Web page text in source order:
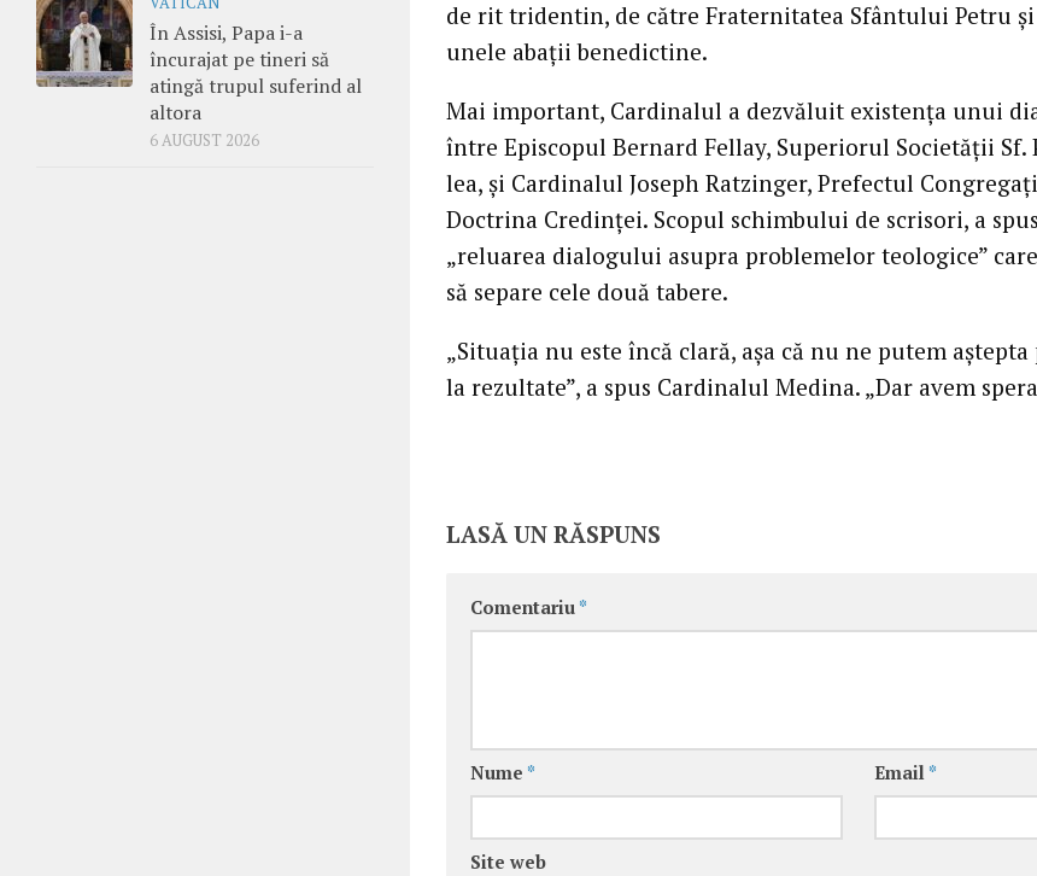
de rit tridentin, de către Fraternitatea Sfântului Petru şi
unele abaţii benedictine.
Mai important, Cardinalul a dezvăluit existenţa unui
între Episcopul Bernard Fellay, Superiorul Societăţii Sf.
lea, şi Cardinalul Joseph Ratzinger, Prefectul
Doctrina Credinţei. Scopul schimbului de scrisori, a
„reluarea dialogului asupra problemelor teologice”
să separe cele două tabere.
„Situaţia nu este încă clară, aşa că nu ne putem
la rezultate”, a spus Cardinalul Medina. „Dar avem
LASĂ UN RĂSPUNS
Comentariu *
Nume * Email *
Site web
În Assisi, Papa i-a
încurajat pe tineri să
atingă trupul suferind al
altora
6 AUGUST 2026